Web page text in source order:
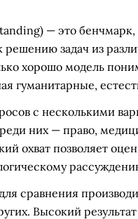
— это
задач из
хорошо модель
гуманитарные,
с несколькими
них — право,
охват позволяет
сравнения
Высокий